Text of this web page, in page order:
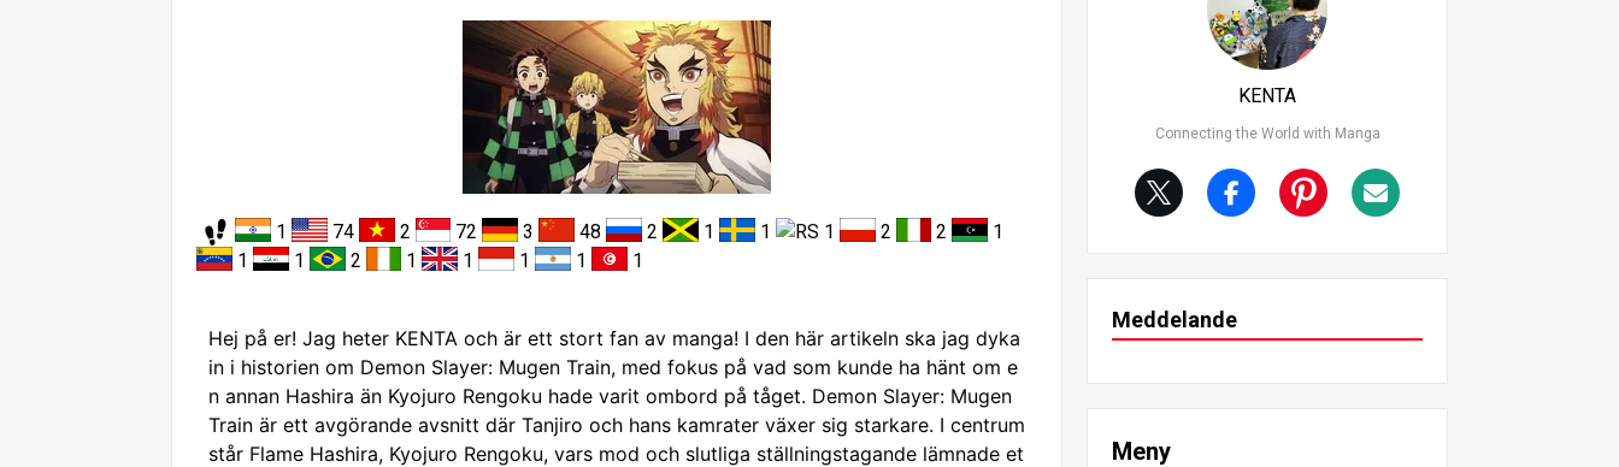
1 74 2 72 3 48 2 1 1 1 2 2
1
1
1 2 1 1 1 1 1
Hej på er! Jag heter KENTA och är ett stort fan av manga! I den här artikeln ska jag dyka
in i historien om Demon Slayer: Mugen Train, med fokus på vad som kunde ha hänt om e
n annan Hashira än Kyojuro Rengoku hade varit ombord på tåget. Demon Slayer: Mugen
Train är ett avgörande avsnitt där Tanjiro och hans kamrater växer sig starkare. I centrum
står Flame Hashira, Kyojuro Rengoku, vars mod och slutliga ställningstagande lämnade et
KENTA
Connecting the World with Manga
Meddelande
Meny